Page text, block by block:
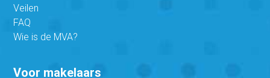
Veilen
FAQ
Wie is de MVA?
Voor makelaars